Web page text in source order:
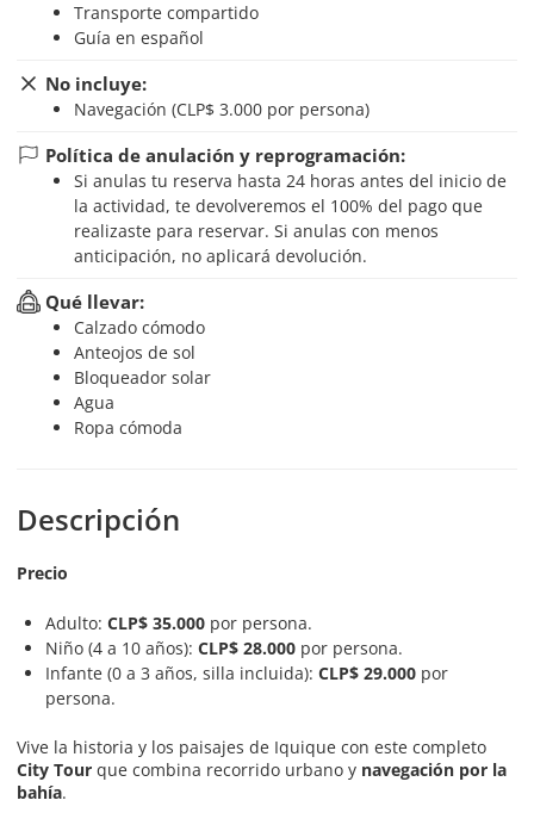
Transporte compartido
Guía en español
No incluye:
Navegación (CLP$ 3.000 por persona)
Política de anulación y reprogramación:
Si anulas tu reserva hasta 24 horas antes del inicio de
la actividad, te devolveremos el 100% del pago que
realizaste para reservar. Si anulas con menos
anticipación, no aplicará devolución.
Qué llevar:
Calzado cómodo
Anteojos de sol
Bloqueador solar
Agua
Ropa cómoda
Descripción
Precio
Adulto: CLP$ 35.000 por persona.
Niño (4 a 10 años): CLP$ 28.000 por persona.
Infante (0 a 3 años, silla incluida): CLP$ 29.000 por
persona.
Vive la historia y los paisajes de Iquique con este completo
City Tour que combina recorrido urbano y navegación por la
bahía.